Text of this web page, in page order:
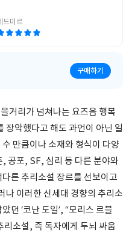
드미르
구매하기
거리가 넘쳐나는 요즈음 행복
장악했다고 해도 과언이 아닌 일
만큼이나 소재와 형식이 다양
공포, SF, 심리 등 다른 분야와
른 추리소설 장르를 선보이고
나 이러한 신세대 경향의 추리소
던 ‘코난 도일’, “모리스 르블
리소설, 즉 독자에게 두뇌 싸움